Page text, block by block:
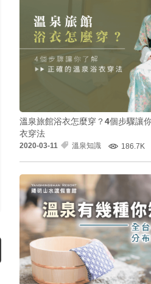
溫泉旅館浴衣怎麼穿？4個步驟讓
衣穿法
2020-03-11 溫泉知識 186.7K